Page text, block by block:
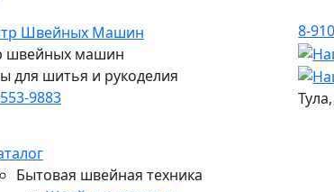
швейных машин
для шитья и рукоделия
9883
8-
Бытовая швейная техника